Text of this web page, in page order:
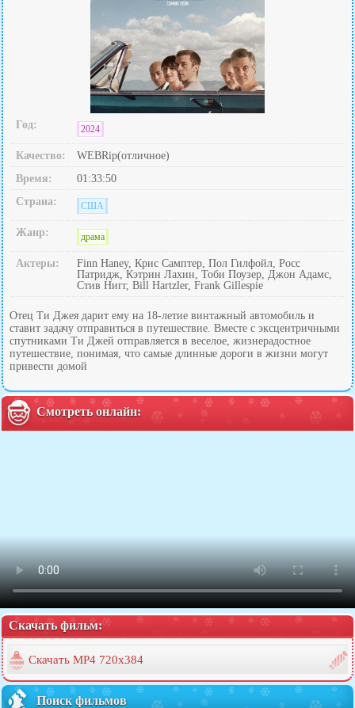
Год: 2024
Качество:
WEBRip(отличное)
Время:
01:33:50
Страна:
США
Жанр: драма
Актеры:
Finn Haney, Крис Самптер, Пол Гилфойл, Росс
Патридж, Кэтрин Лахин, Тоби Поузер, Джон Адамс,
Стив Нигг, Bill Hartzler, Frank Gillespie
Отец Ти Джея дарит ему на 18-летие винтажный автомобиль и
ставит задачу отправиться в путешествие. Вместе с эксцентричными
спутниками Ти Джей отправляется в веселое, жизнерадостное
путешествие, понимая, что самые длинные дороги в жизни могут
привести домой
Смотреть онлайн:
Скачать фильм:
Скачать MP4 720x384
Поиск фильмов